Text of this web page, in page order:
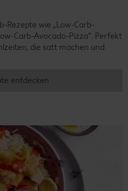
Rezepte wie „Low-Carb-
Carb-Avocado-Pizza". Perfekt
die satt machen und
entdecken